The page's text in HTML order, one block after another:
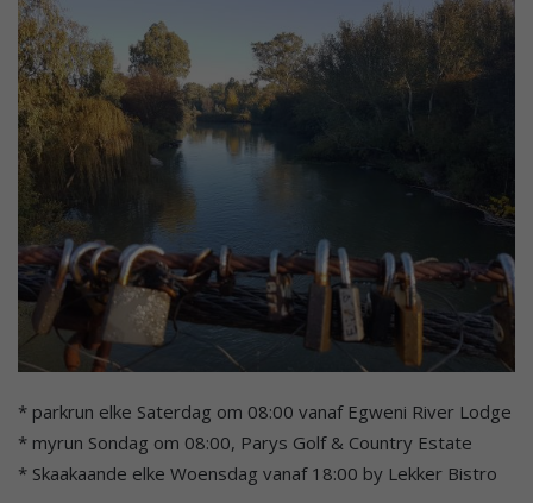
* parkrun elke Saterdag om 08:00 vanaf Egweni River Lodge
* myrun Sondag om 08:00, Parys Golf & Country Estate
* Skaakaande elke Woensdag vanaf 18:00 by Lekker Bistro